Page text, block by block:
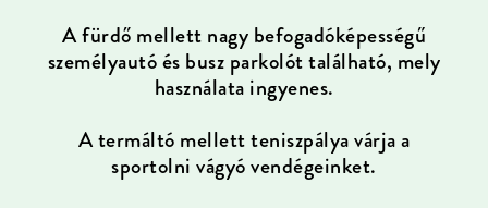
A fürdő mellett nagy befogadóképességű
személyautó és busz parkolót található, mely
használata ingyenes.
A termáltó mellett teniszpálya várja a
sportolni vágyó vendégeinket.